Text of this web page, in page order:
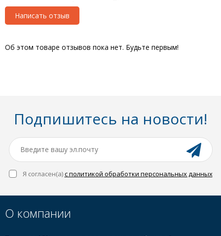
Написать отзыв
Об этом товаре отзывов пока нет. Будьте первым!
Подпишитесь на новости!
Я согласен(a)с политикой обработки персональных данных
О компании